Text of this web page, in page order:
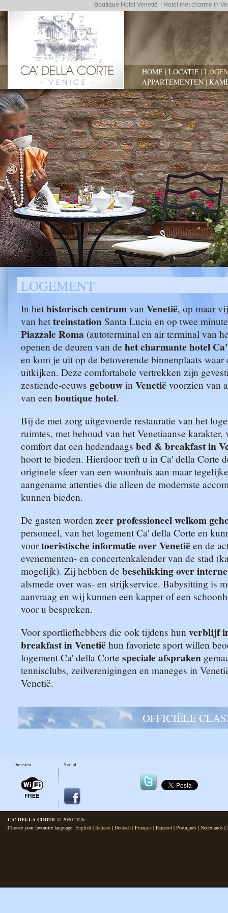
Boutique Hotel Venetië | Hotel met charme in
HOME | LOCATIE |
APPARTEMENTEN|
LOGEMENT
In hethistorisch centrum van Venetië, op maar
van hettreinstation Santa Lucia en op twee
Piazzale Roma (autoterminal en air terminal van
openen de deuren van de het charmante hotel
en kom je uit op de betoverende binnenplaats waar
uitkijken. Deze comfortabele vertrekken zijn
zestiende-eeuws gebouw in Venetië voorzien van
van een boutique hotel.
Bij de met zorg uitgevoerde restauratie van het
ruimtes, met behoud van het Venetiaanse
comfort dat een hedendaags bed & breakfast in
hoort te bieden. Hierdoor treft u in Ca' della Corte
originele sfeer van een woonhuis aan maar
aangename attenties die alleen de modernste
kunnen bieden.
De gasten worden zeer professioneel welkom
personeel, van het logement Ca' della Corte en
voortoeristische informatie over Venetië en de
evenementen- en concertenkalender van de stad
mogelijk). Zij hebben de beschikking over
alsmede over was- en strijkservice. Babysitting is
aanvraag en wij kunnen een kapper of een
voor u bespreken.
Voor sportliefhebbers die ook tijdens hun verblijf
breakfast in Venetië hun favoriete sport willen
logement Ca' della Corte speciale afspraken
tennisclubs, zeilverenigingen en maneges in
Venetië.
OFFICIËLE
Diensten Social
CA' DELLA CORTE © 2000-2026
Choose your favourite language: English | Italiano | Deutsch | Français | Español | Português | Nederlands |